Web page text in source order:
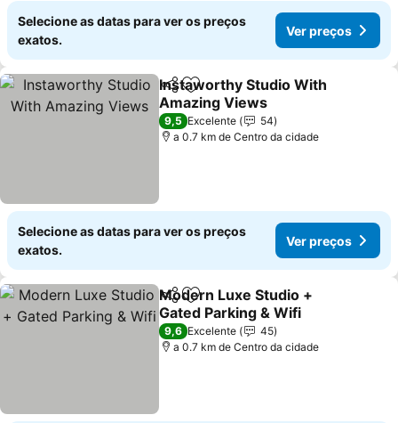
Selecione as datas para ver os preços
exatos.
Ver preços
PartilharAdicionar aos favoritos
Instaworthy Studio With
Amazing Views
Ver preços
9,5 Excelente
54
a 0.7 km de Centro da cidade
Selecione as datas para ver os preços
exatos.
Ver preços
PartilharAdicionar aos favoritos
Modern Luxe Studio +
Gated Parking & Wifi
Ver preços
9,6 Excelente
45
a 0.7 km de Centro da cidade